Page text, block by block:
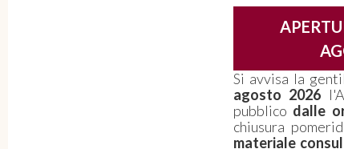
Si avvisa la
agosto 2026
pubblico dalle
chiusura
materiale